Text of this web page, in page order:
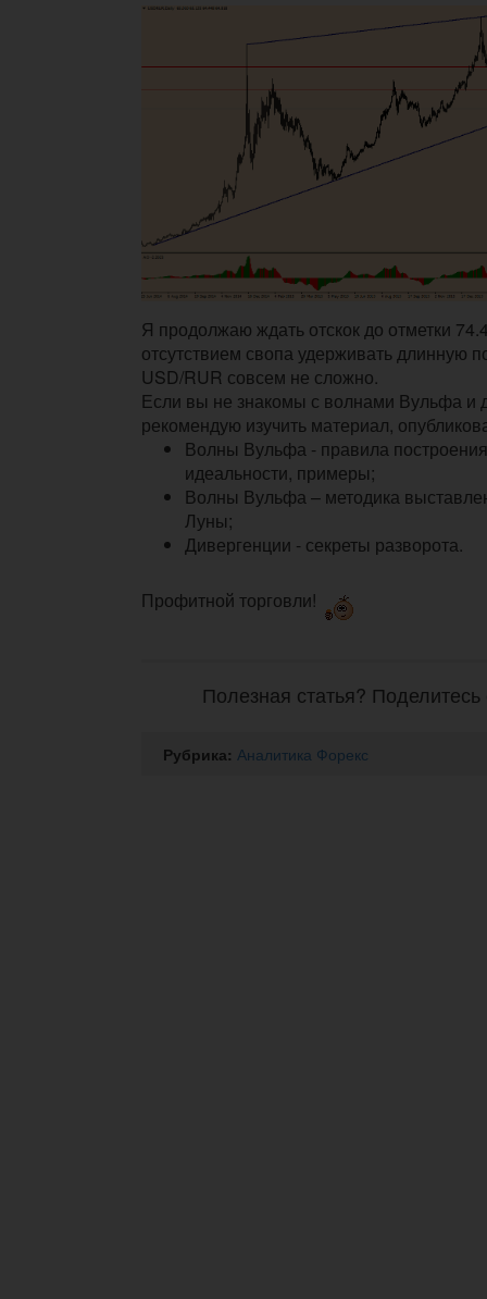
Я продолжаю ждать отскок до отметки
отсутствием свопа удерживать длинную
USD/RUR совсем не сложно.
Если вы не знакомы с волнами Вульфа и
рекомендую изучить материал,
Волны Вульфа - правила
идеальности, примеры;
Волны Вульфа – методика
Луны;
Дивергенции - секреты разворота.
Профитной торговли!
Полезная статья?
Рубрика: Аналитика Форекс